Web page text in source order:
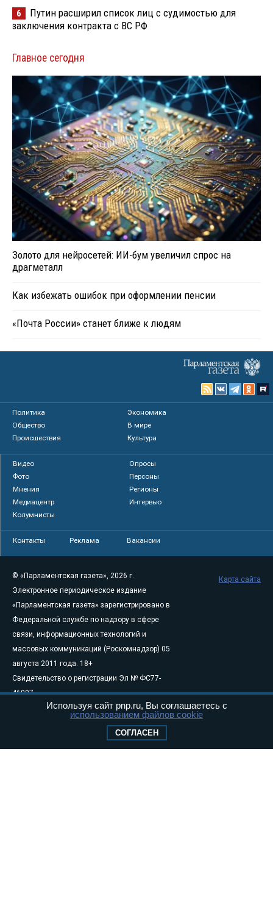
6
Путин расширил список лиц с судимостью для
заключения контракта с ВС РФ
Главное сегодня
Золото для нейросетей: ИИ-бум увеличил спрос на
драгметалл
Как избежать ошибок при оформлении пенсии
«Почта России» станет ближе к людям
Политика
Экономика
Общество
В мире
Происшествия
Культура
Видео
Опросы
Фото
Персоны
Мнения
Регионы
Медиацентр
Интервью
Колумнисты
Контакты Реклама Вакансии
© «Парламентская газета», 2026 г.
Электронное периодическое издание
«Парламентская газета» зарегистрировано в
Федеральной службе по надзору в сфере
связи, информационных технологий и
массовых коммуникаций (Роскомнадзор) 05
августа 2011 года. 18+
Свидетельство о регистрации Эл № ФС77-
46097
Учредитель — АНО «Парламентская газета»
Исполняющий обязанности главного
Тел.: +7 (495) 637–69–79 E-mail:pg@pnp.ru
Карта сайта
Используя сайт pnp.ru, Вы соглашаетесь с
использованием файлов cookie
СОГЛАСЕН